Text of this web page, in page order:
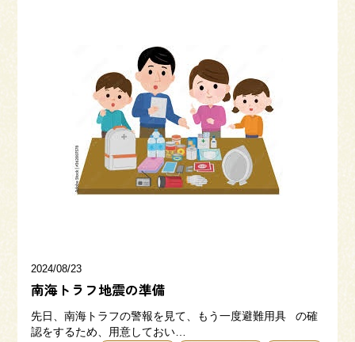
2024/08/23
南海トラフ地震の準備
先日、南海トラフの警報を見て、もう一度避難用具 の確
認をするため、用意しておい…